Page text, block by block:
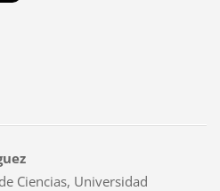
Ciencias, Universidad